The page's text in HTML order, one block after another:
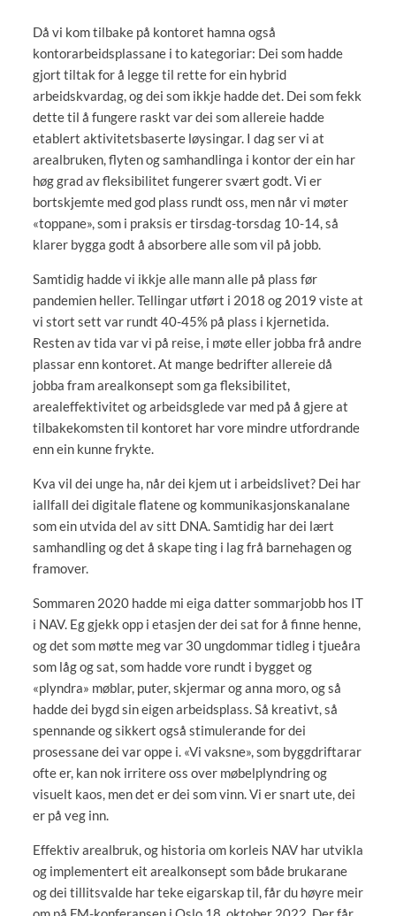
Då vi kom tilbake på kontoret hamna også
kontorarbeidsplassane i to kategoriar: Dei som hadde
gjort tiltak for å legge til rette for ein hybrid
arbeidskvardag, og dei som ikkje hadde det. Dei som fekk
dette til å fungere raskt var dei som allereie hadde
etablert aktivitetsbaserte løysingar. I dag ser vi at
arealbruken, flyten og samhandlinga i kontor der ein har
høg grad av fleksibilitet fungerer svært godt. Vi er
bortskjemte med god plass rundt oss, men når vi møter
«toppane», som i praksis er tirsdag-torsdag 10-14, så
klarer bygga godt å absorbere alle som vil på jobb.
Samtidig hadde vi ikkje alle mann alle på plass før
pandemien heller. Tellingar utført i 2018 og 2019 viste at
vi stort sett var rundt 40-45% på plass i kjernetida.
Resten av tida var vi på reise, i møte eller jobba frå andre
plassar enn kontoret. At mange bedrifter allereie då
jobba fram arealkonsept som ga fleksibilitet,
arealeffektivitet og arbeidsglede var med på å gjere at
tilbakekomsten til kontoret har vore mindre utfordrande
enn ein kunne frykte.
Kva vil dei unge ha, når dei kjem ut i arbeidslivet? Dei har
iallfall dei digitale flatene og kommunikasjonskanalane
som ein utvida del av sitt DNA. Samtidig har dei lært
samhandling og det å skape ting i lag frå barnehagen og
framover.
Sommaren 2020 hadde mi eiga datter sommarjobb hos IT
i NAV. Eg gjekk opp i etasjen der dei sat for å finne henne,
og det som møtte meg var 30 ungdommar tidleg i tjueåra
som låg og sat, som hadde vore rundt i bygget og
«plyndra» møblar, puter, skjermar og anna moro, og så
hadde dei bygd sin eigen arbeidsplass. Så kreativt, så
spennande og sikkert også stimulerande for dei
prosessane dei var oppe i. «Vi vaksne», som byggdriftarar
ofte er, kan nok irritere oss over møbelplyndring og
visuelt kaos, men det er dei som vinn. Vi er snart ute, dei
er på veg inn.
Effektiv arealbruk, og historia om korleis NAV har utvikla
og implementert eit arealkonsept som både brukarane
og dei tillitsvalde har teke eigarskap til, får du høyre meir